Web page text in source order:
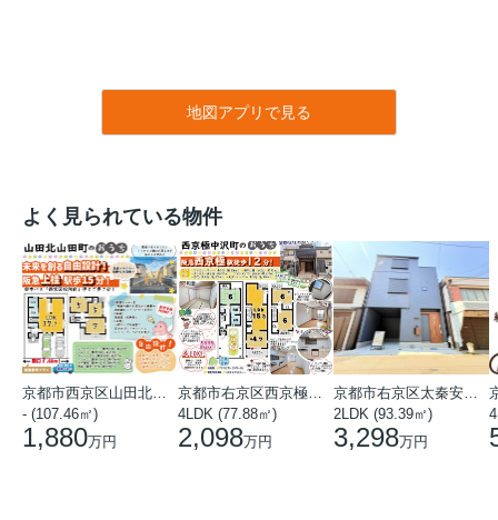
地図アプリで見る
よく見られている物件
- (107.46㎡)
1,880万円
4LDK (77.88㎡)
2,098万円
2LDK (93.39㎡)
3,298万円